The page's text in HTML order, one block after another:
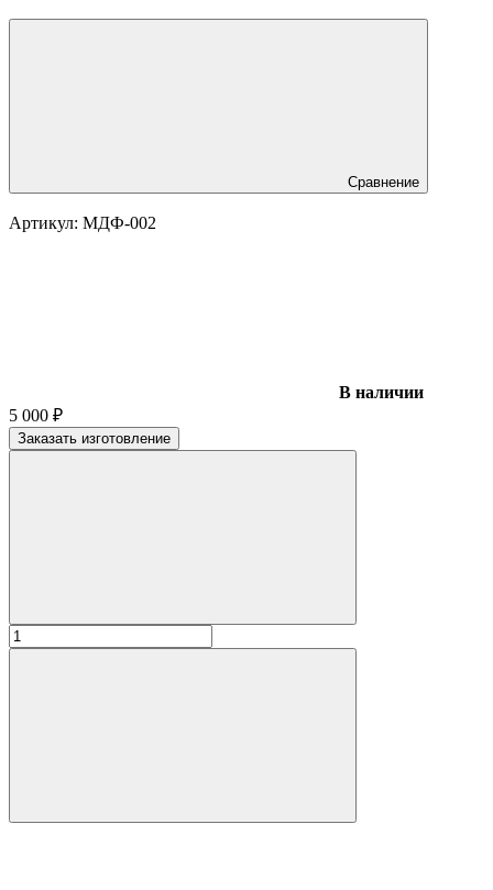
Сравнение
Артикул: МДФ-002
В наличии
5 000 ₽
Заказать изготовление